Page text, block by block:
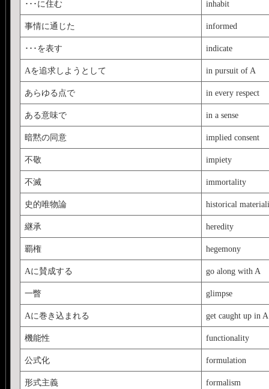
･･･に住む inhabit
事情に通じた informed
･･･を表す indicate
Aを追求しようとして in pursuit of A
あらゆる点で in every respect
ある意味で in a sense
暗黙の同意 implied consent
不敬 impiety
不滅 immortality
史的唯物論 historical
継承 heredity
覇権 hegemony
Aに賛成する go along with A
一瞥 glimpse
Aに巻き込まれる get caught up in A
機能性 functionality
公式化 formulation
形式主義 formalism